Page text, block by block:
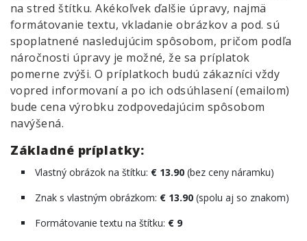
na stred štítku. Akékoľvek ďalšie úpravy, najmä
formátovanie textu, vkladanie obrázkov a pod. sú
spoplatnené nasledujúcim spôsobom, pričom podľa
náročnosti úpravy je možné, že sa príplatok
pomerne zvýši. O príplatkoch budú zákazníci vždy
vopred informovaní a po ich odsúhlasení (emailom)
bude cena výrobku zodpovedajúcim spôsobom
navýšená.
Základné príplatky:
Vlastný obrázok na štítku: € 13.90 (bez ceny náramku)
Znak s vlastným obrázkom: € 13.90 (spolu aj so znakom)
Formátovanie textu na štítku: € 9